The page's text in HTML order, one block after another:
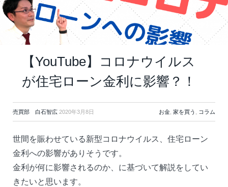
【YouTube】コロナウイルス
が住宅ローン金利に影響？！
売買部 白石智広 2020年3月8日 お金, 家を買う , コラム
世間を賑わせている新型コロナウイルス、住宅ローン
金利への影響がありそうです。
金利が何に影響されるのか、に基づいて解説をしてい
きたいと思います。